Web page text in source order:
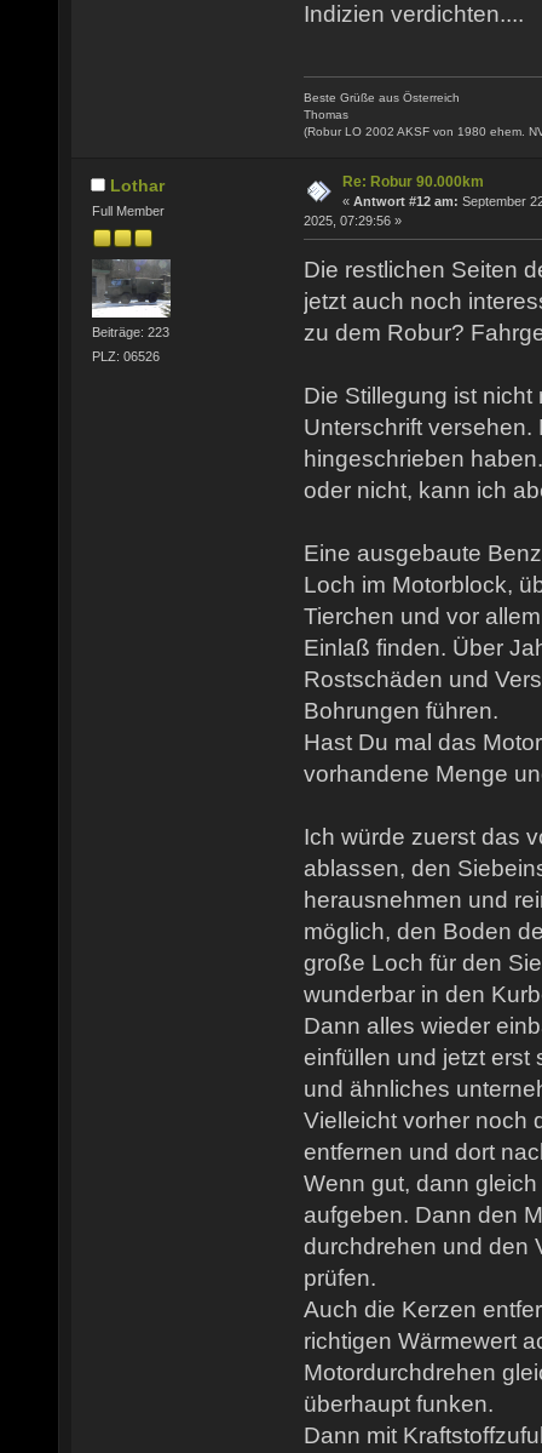
Indizien verdichten....
Beste Grüße aus Österreich
Thomas
(Robur LO 2002 AKSF von 1980 ehem.
Lothar
Full Member
Beiträge: 223
PLZ: 06526
Re: Robur 90.000km
« Antwort #12 am: September
2025, 07:29:56 »
Die restlichen Seiten
jetzt auch noch
zu dem Robur?
Die Stillegung ist
Unterschrift
hingeschrieben
oder nicht, kann ich
Eine ausgebaute
Loch im Motorblock,
Tierchen und vor
Einlaß finden. Über
Rostschäden und
Bohrungen führen.
Hast Du mal das
vorhandene Menge
Ich würde zuerst das
ablassen, den
herausnehmen und
möglich, den Boden
große Loch für den
wunderbar in den
Dann alles wieder
einfüllen und jetzt erst
und ähnliches
Vielleicht vorher noch
entfernen und dort
Wenn gut, dann
aufgeben. Dann den
durchdrehen und den
prüfen.
Auch die Kerzen
richtigen Wärmewert
Motordurchdrehen
überhaupt funken.
Dann mit